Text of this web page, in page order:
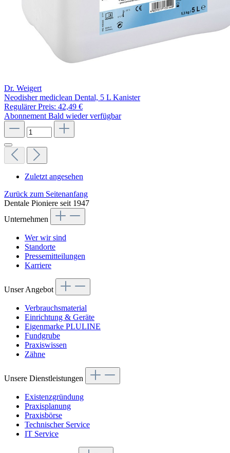
Dr. Weigert
Neodisher mediclean Dental, 5 L Kanister
Regulärer Preis: 42,49 €
AbonnementBald wieder verfügbar
Zuletzt angesehen
Zurück zum Seitenanfang
Dentale Pioniere seit 1947
Unternehmen
Wer wir sind
Standorte
Pressemitteilungen
Karriere
Unser Angebot
Verbrauchsmaterial
Einrichtung & Geräte
Eigenmarke PLULINE
Fundgrube
Praxiswissen
Zähne
Unsere Dienstleistungen
Existenzgründung
Praxisplanung
Praxisbörse
Technischer Service
IT Service